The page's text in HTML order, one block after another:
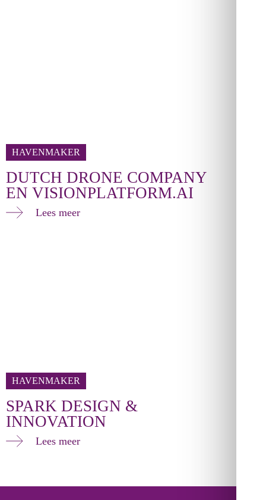
HAVENMAKER
DUTCH DRONE COMPANY
EN VISIONPLATFORM.AI
Lees meer
HAVENMAKER
SPARK DESIGN &
INNOVATION
Lees meer